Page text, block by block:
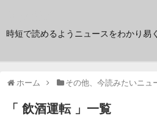
時短で読めるようニュースをわかり易
ホーム その他、今読みたいニュ
「 飲酒運転 」一覧